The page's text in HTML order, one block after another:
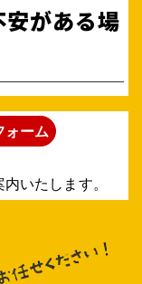
がある場
ォーム
いたします。